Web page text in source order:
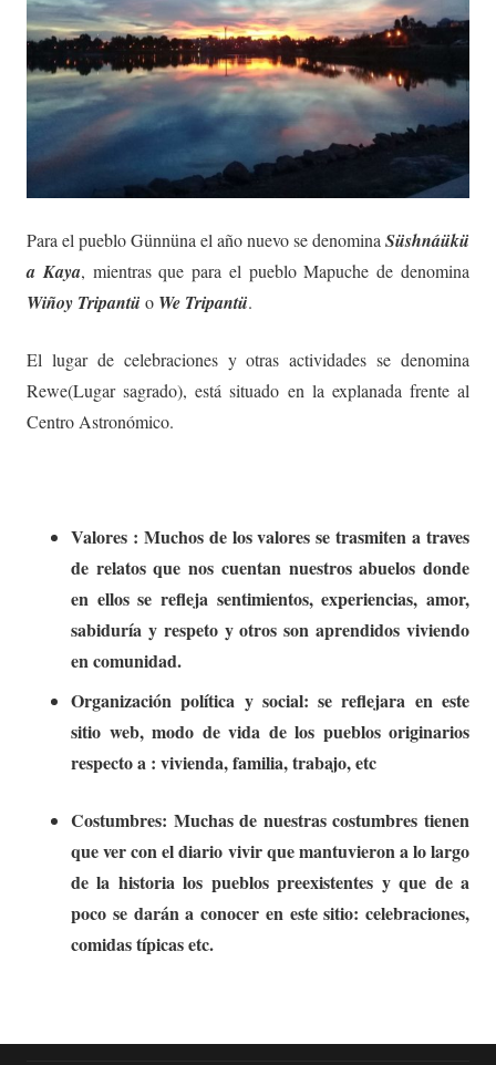
Para el pueblo Günnüna el año nuevo se denomina Süshnáükü
a Kaya, mientras que para el pueblo Mapuche de denomina
Wiñoy Tripantü o We Tripantü.
El lugar de celebraciones y otras actividades se denomina
Rewe(Lugar sagrado), está situado en la explanada frente al
Centro Astronómico.
Valores : Muchos de los valores se trasmiten a traves
de relatos que nos cuentan nuestros abuelos donde
en ellos se refleja sentimientos, experiencias, amor,
sabiduría y respeto y otros son aprendidos viviendo
en comunidad.
Organización política y social: se reflejara en este
sitio web, modo de vida de los pueblos originarios
respecto a : vivienda, familia, trabajo, etc
Costumbres: Muchas de nuestras costumbres tienen
que ver con el diario vivir que mantuvieron a lo largo
de la historia los pueblos preexistentes y que de a
poco se darán a conocer en este sitio: celebraciones,
comidas típicas etc.